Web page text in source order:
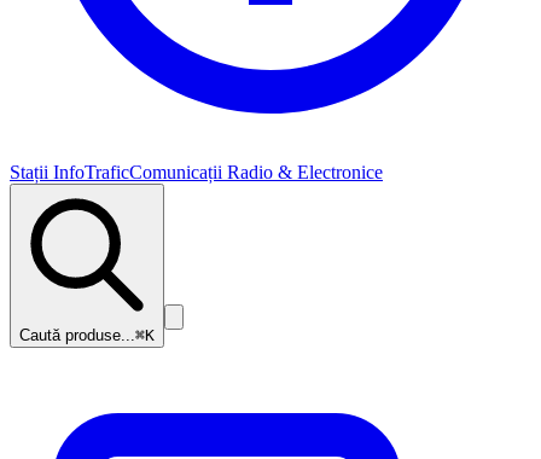
Stații InfoTraficComunicații Radio & Electronice
Caută produse...⌘K